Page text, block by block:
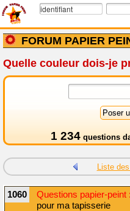
FORUM PAPIER
Quelle couleur dois-je
1 234 questions
Liste
1060 Questions papier-peint :
pour ma tapisserie